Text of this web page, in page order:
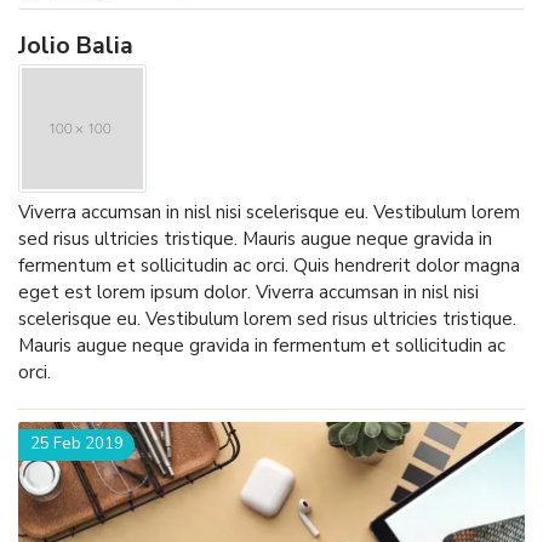
Jolio Balia
Viverra accumsan in nisl nisi scelerisque eu. Vestibulum lorem
sed risus ultricies tristique. Mauris augue neque gravida in
fermentum et sollicitudin ac orci. Quis hendrerit dolor magna
eget est lorem ipsum dolor. Viverra accumsan in nisl nisi
scelerisque eu. Vestibulum lorem sed risus ultricies tristique.
Mauris augue neque gravida in fermentum et sollicitudin ac
orci.
25 Feb 2019